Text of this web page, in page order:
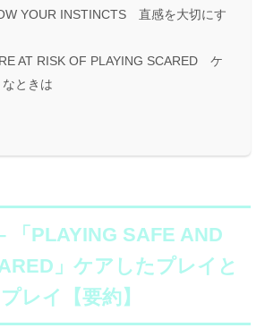
YOUR INSTINCTS 直感を大切にす
AT RISK OF PLAYING SCARED ケ
ときは
「PLAYING SAFE AND
」ケアしたプレイと
レイ【要約】